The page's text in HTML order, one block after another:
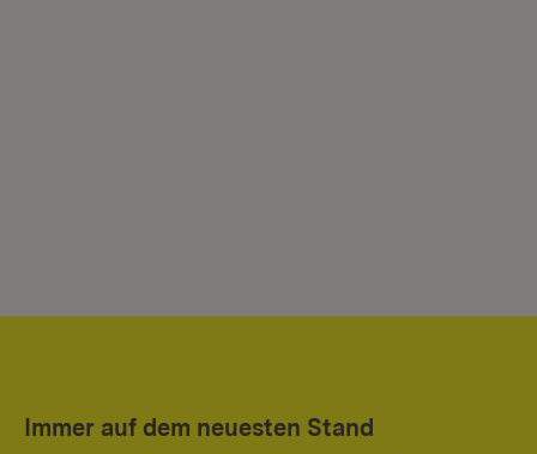
Immer auf dem neuesten Stand